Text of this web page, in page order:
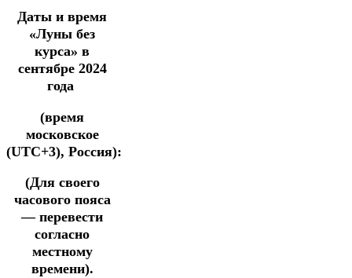
Даты и время
«Луны без
курса» в
сентябре 2024
года
(время
московское
(UTC+3), Россия):
(Для своего
часового пояса
— перевести
согласно
местному
времени).